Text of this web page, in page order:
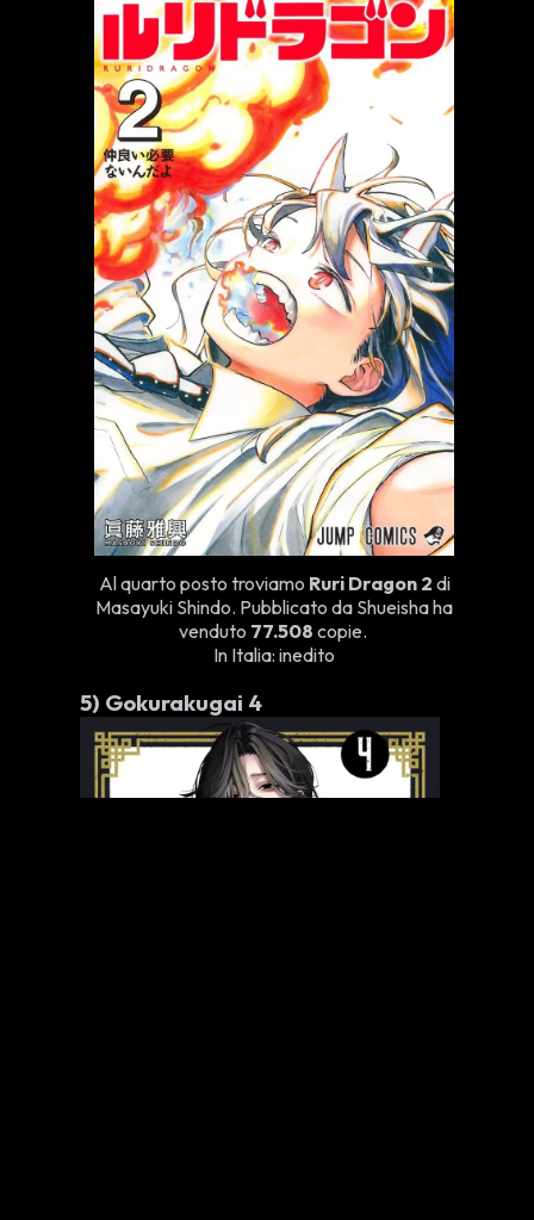
Al quarto posto troviamo Ruri Dragon 2 di
Masayuki Shindo. Pubblicato da Shueisha ha
venduto 77.508 copie.
In Italia: inedito
5) Gokurakugai 4